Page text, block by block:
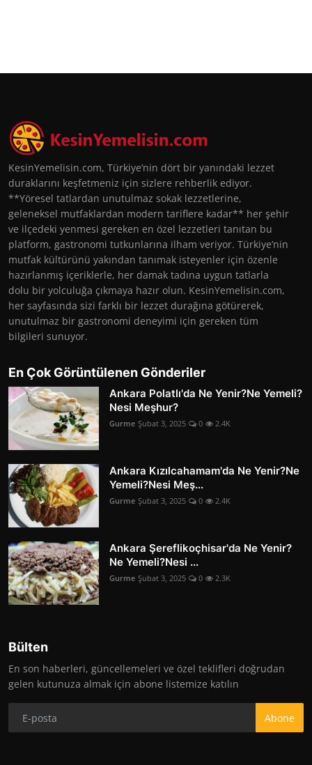
KesinYemelisin.com, Türkiye’nin dört bir yanındaki lezzet
duraklarını keşfetmeniz için sizlere rehberlik ediyor.
**Yöresel tatlardan unutulmaz sokak lezzetlerine,
geleneksel mutfaklardan modern tariflere kadar** her şehir
ve ilçedeki yenmesi gereken en özel lezzetleri tanıtan bu
platform, gastronomi tutkunlarına ilham veriyor. Türkiye’nin
mutfak kültürünü yakından tanımak isteyenler için özenle
hazırlanmış içeriklerle, her damak tadına uygun tatlarla
dolu bir yolculuğa çıkmaya hazır olun. KesinYemelisin.com,
her sayfasında sizi farklı bir lezzet durağına götürerek,
unutulmaz bir gastronomi deneyimi için gereken tüm
bilgileri sunuyor.
En Çok Görüntülenen Gönderiler
Ankara Polatlı'da Ne Yenir?Ne Yemeli?
Nesi Meşhur?
Gurme Şubat 3, 2025 0 2.4K
Ankara Kızılcahamam'da Ne Yenir?Ne
Yemeli?Nesi Meş...
Gurme Şubat 3, 2025 0 2.4K
Ankara Şereflikoçhisar'da Ne Yenir?
Ne Yemeli?Nesi ...
Gurme Şubat 3, 2025 0 2.3K
Bülten
En son haberleri, güncellemeleri ve özel teklifleri doğrudan
gelen kutunuza almak için abone listemize katılın
Abone